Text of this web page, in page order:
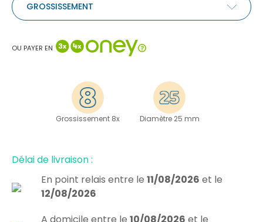
GROSSISSEMENT
OU PAYER EN
Grossissement 8x Diamètre 25 mm
Délai de livraison :
En point relais entre le 11/08/2026 et le
12/08/2026